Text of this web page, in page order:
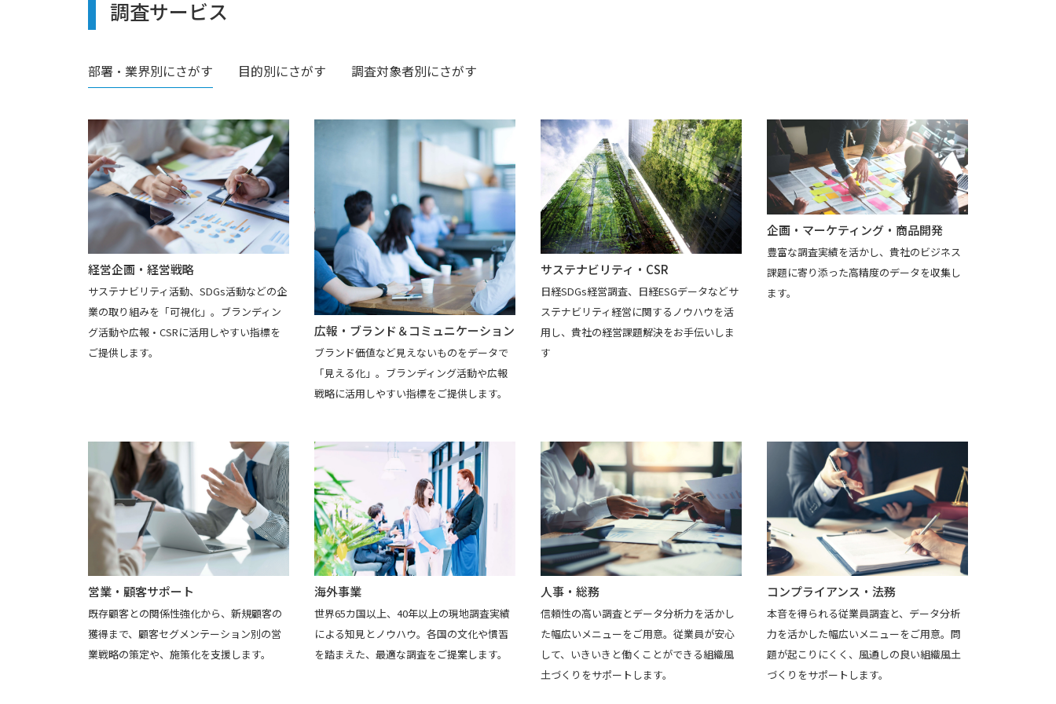
調査サービス
部署・業界別にさがす 目的別にさがす 調査対象者別にさがす
経営企画・経営戦略
サステナビリティ活動、SDGs活動などの企
業の取り組みを「可視化」。ブランディン
グ活動や広報・CSRに活用しやすい指標を
ご提供します。
広報・ブランド＆コミュニケーション
ブランド価値など見えないものをデータで
「見える化」。ブランディング活動や広報
戦略に活用しやすい指標をご提供します。
サステナビリティ・CSR
日経SDGs経営調査、日経ESGデータなどサ
ステナビリティ経営に関するノウハウを活
用し、貴社の経営課題解決をお手伝いしま
す
企画・マーケティング・商品開発
豊富な調査実績を活かし、貴社のビジネス
課題に寄り添った高精度のデータを収集し
ます。
営業・顧客サポート
既存顧客との関係性強化から、新規顧客の
獲得まで、顧客セグメンテーション別の営
業戦略の策定や、施策化を支援します。
海外事業
世界65カ国以上、40年以上の現地調査実績
による知見とノウハウ。各国の文化や慣習
を踏まえた、最適な調査をご提案します。
人事・総務
信頼性の高い調査とデータ分析力を活かし
た幅広いメニューをご用意。従業員が安心
して、いきいきと働くことができる組織風
土づくりをサポートします。
コンプライアンス・法務
本音を得られる従業員調査と、データ分析
力を活かした幅広いメニューをご用意。問
題が起こりにくく、風通しの良い組織風土
づくりをサポートします。